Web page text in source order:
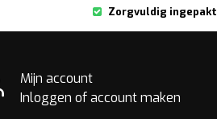
Zorgvuldig ingepakt
Mijn account
Inloggen of account maken